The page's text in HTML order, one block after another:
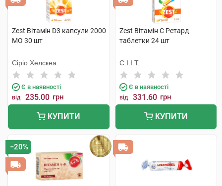
Zest Вітамін D3 капсули 2000
МО 30 шт
Сіріо Хелскеа
Є в наявності
від 235.00 грн
КУПИТИ
Zest Вітамін C Ретард
таблетки 24 шт
С.І.І.Т.
Є в наявності
від 331.60 грн
КУПИТИ
−20%